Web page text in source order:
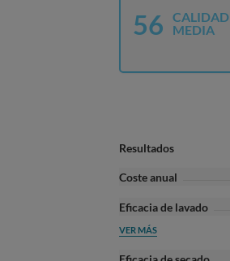
56
CALIDAD
MEDIA
Resultados
Coste anual
Eficacia de lavado
VER MÁS